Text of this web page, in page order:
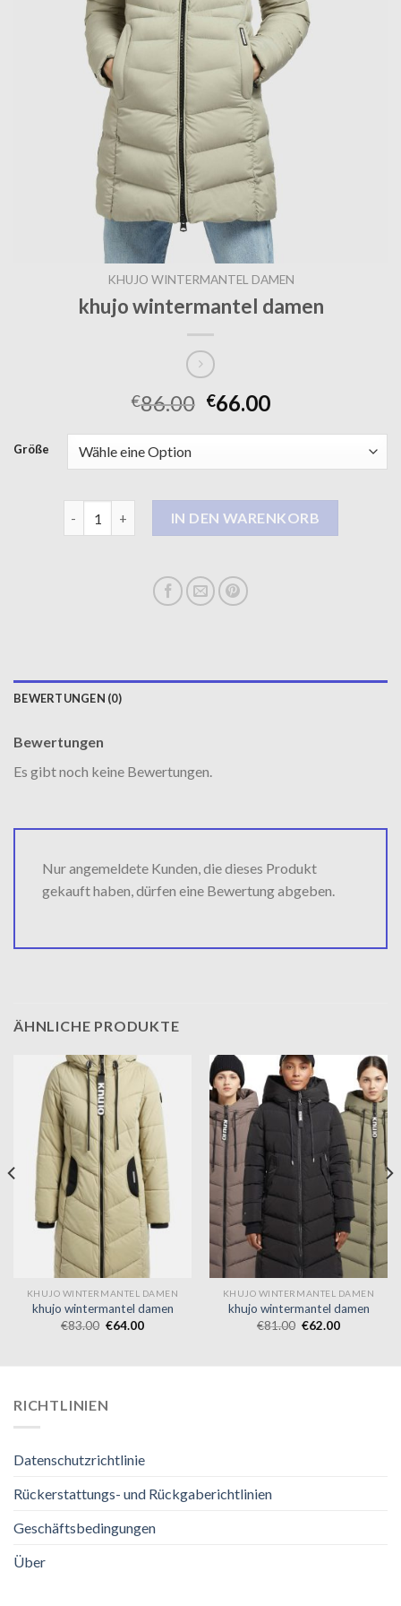
KHUJO WINTERMANTEL DAMEN
khujo wintermantel damen
€86.00 €66.00
Größe
IN DEN WARENKORB
BEWERTUNGEN (0)
Bewertungen
Es gibt noch keine Bewertungen.
Nur angemeldete Kunden, die dieses Produkt
gekauft haben, dürfen eine Bewertung abgeben.
ÄHNLICHE PRODUKTE
KHUJO WINTERMANTEL DAMEN
khujo wintermantel damen
€83.00 €64.00
KHUJO WINTERMANTEL DAMEN
khujo wintermantel damen
€81.00 €62.00
RICHTLINIEN
Datenschutzrichtlinie
Rückerstattungs- und Rückgaberichtlinien
Geschäftsbedingungen
Über